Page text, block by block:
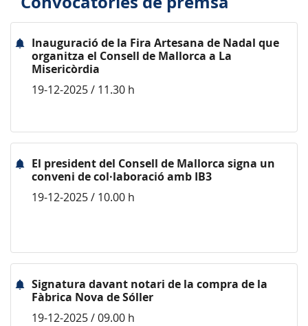
Inauguració de la Fira Artesana de Nadal que
organitza el Consell de Mallorca a La
Misericòrdia
19-12-2025 / 11.30 h
El president del Consell de Mallorca signa un
conveni de col·laboració amb IB3
19-12-2025 / 10.00 h
Signatura davant notari de la compra de la
Fàbrica Nova de Sóller
19-12-2025 / 09.00 h